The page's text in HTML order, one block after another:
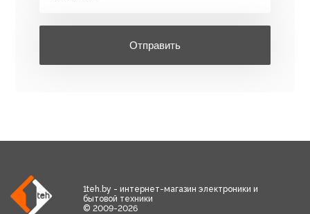
Отправить
1teh.by - интернет-магазин электроники и
бытовой техники
© 2009-2026